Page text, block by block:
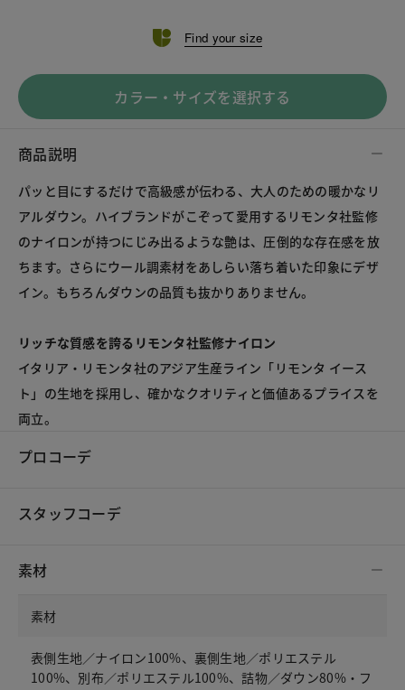
Find your size
カラー・サイズを選択する
商品説明
パッと目にするだけで高級感が伝わる、大人のための暖かなリ
アルダウン。ハイブランドがこぞって愛用するリモンタ社監修
のナイロンが持つにじみ出るような艶は、圧倒的な存在感を放
ちます。さらにウール調素材をあしらい落ち着いた印象にデザ
イン。もちろんダウンの品質も抜かりありません。
リッチな質感を誇るリモンタ社監修ナイロン
イタリア・リモンタ社のアジア生産ライン「リモンタ イース
ト」の生地を採用し、確かなクオリティと価値あるプライスを
両立。
プロコーデ
スタッフコーデ
素材
素材
表側生地／ナイロン100%、裏側生地／ポリエステル
100%、別布／ポリエステル100%、詰物／ダウン80%・フ